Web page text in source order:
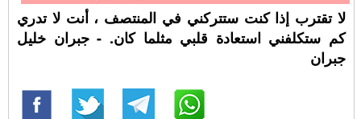
لا تقترب إذا كنت ستتركني في المنتصف ، أنت لا تدري
كم ستكلفني استعادة قلبي مثلما كان. - جبران خليل
جبران